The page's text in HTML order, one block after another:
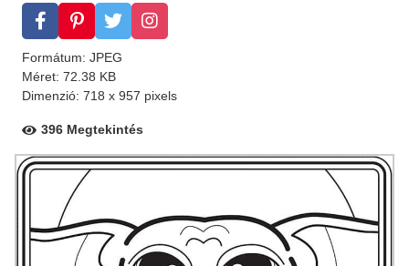
Formátum: JPEG
Méret: 72.38 KB
Dimenzió: 718 x 957 pixels
396 Megtekintés